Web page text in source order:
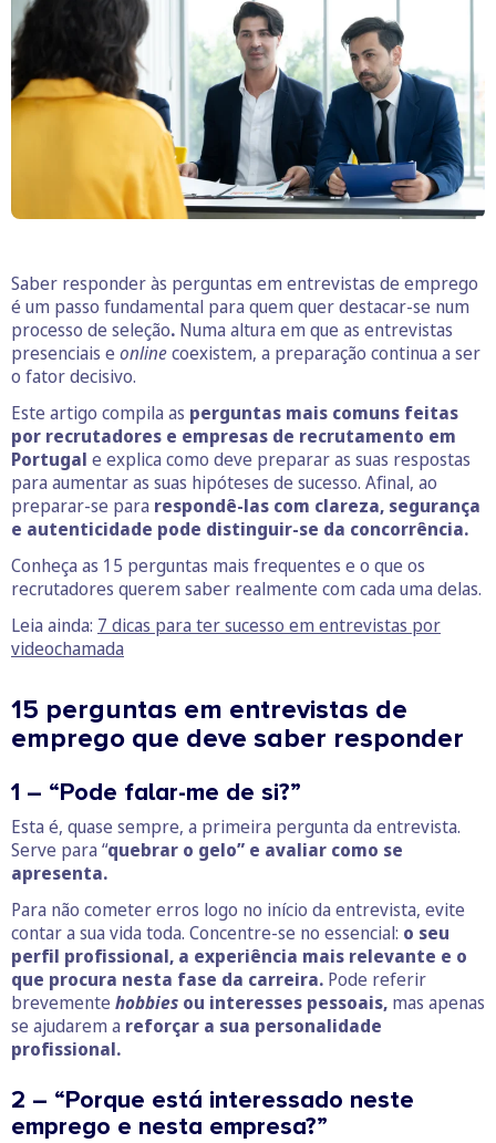
Saber responder às perguntas em entrevistas de emprego
é um passo fundamental para quem quer destacar-se num
processo de seleção. Numa altura em que as entrevistas
presenciais e onlinecoexistem, a preparação continua a ser
o fator decisivo.
Este artigo compila as perguntas mais comuns feitas
por recrutadores e empresas de recrutamento em
Portugal e explica como deve preparar as suas respostas
para aumentar as suas hipóteses de sucesso. Afinal, ao
preparar-se para respondê-las com clareza, segurança
e autenticidade pode distinguir-se da concorrência.
Conheça as 15 perguntas mais frequentes e o que os
recrutadores querem saber realmente com cada uma delas.
Leia ainda: 7 dicas para ter sucesso em entrevistas por
videochamada
15 perguntas em entrevistas de
emprego que deve saber responder
1 – “Pode falar-me de si?”
Esta é, quase sempre, a primeira pergunta da entrevista.
Serve para “quebrar o gelo” e avaliar como se
apresenta.
Para não cometer erros logo no início da entrevista, evite
contar a sua vida toda. Concentre-se no essencial: o seu
perfil profissional, a experiência mais relevante e o
que procura nesta fase da carreira. Pode referir
brevemente hobbies ou interesses pessoais, mas apenas
se ajudarem a reforçar a sua personalidade
profissional.
2 – “Porque está interessado neste
emprego e nesta empresa?”